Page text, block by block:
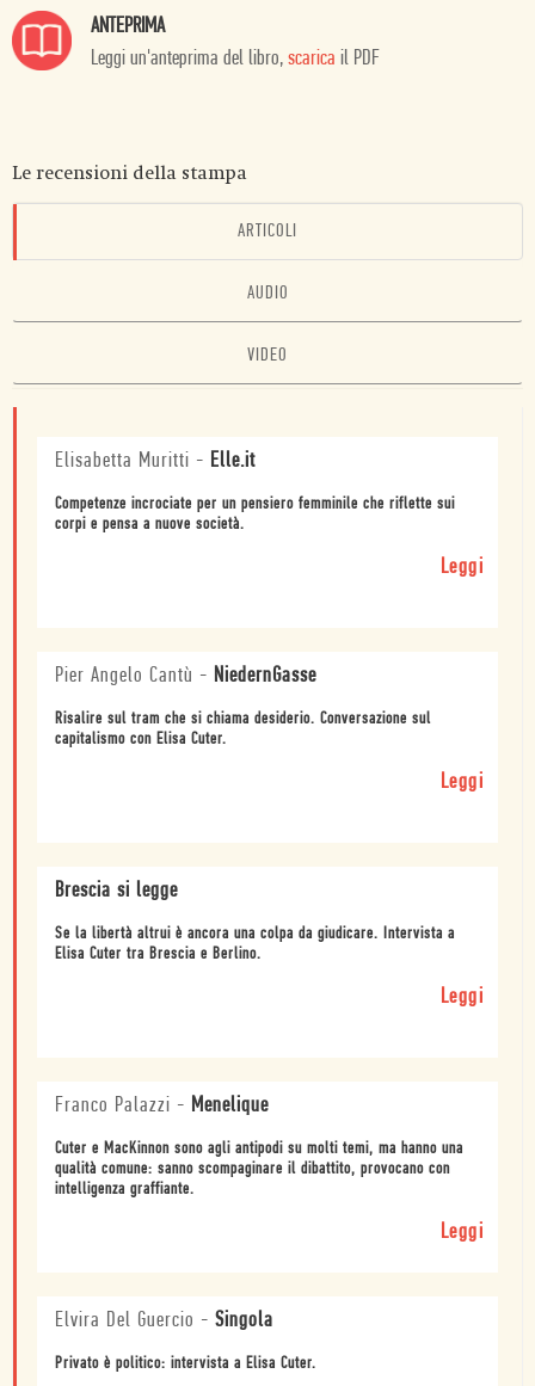
ANTEPRIMA
Leggi un'anteprima del libro, scarica il PDF
Le recensioni della stampa
ARTICOLI
AUDIO
VIDEO
Elisabetta Muritti - Elle.it
Competenze incrociate per un pensiero femminile che riflette sui
corpi e pensa a nuove società.
Leggi
Pier Angelo Cantù - NiedernGasse
Risalire sul tram che si chiama desiderio. Conversazione sul
capitalismo con Elisa Cuter.
Leggi
Brescia si legge
Se la libertà altrui è ancora una colpa da giudicare. Intervista a
Elisa Cuter tra Brescia e Berlino.
Leggi
Franco Palazzi - Menelique
Cuter e MacKinnon sono agli antipodi su molti temi, ma hanno una
qualità comune: sanno scompaginare il dibattito, provocano con
intelligenza graffiante.
Leggi
Elvira Del Guercio - Singola
Privato è politico: intervista a Elisa Cuter.